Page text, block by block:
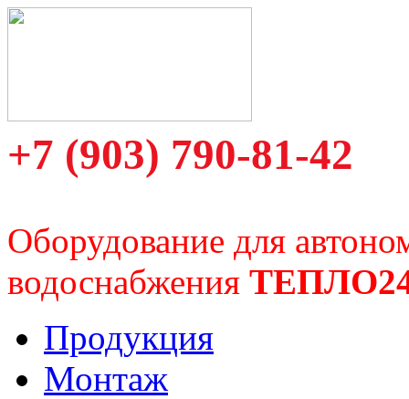
+7 (903) 790-81-42
Оборудование для
водоснабжения
Продукция
Монтаж